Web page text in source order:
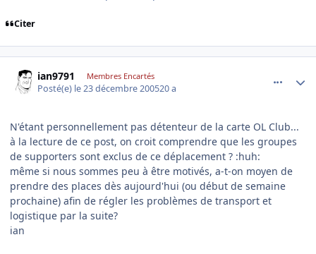
Citer
ian9791 Membres Encartés
Posté(e) le 23 décembre 200520 a
N'étant personnellement pas détenteur de la carte OL Club...
à la lecture de ce post, on croit comprendre que les groupes
de supporters sont exclus de ce déplacement ? :huh:
même si nous sommes peu à être motivés, a-t-on moyen de
prendre des places dès aujourd'hui (ou début de semaine
prochaine) afin de régler les problèmes de transport et
logistique par la suite?
ian